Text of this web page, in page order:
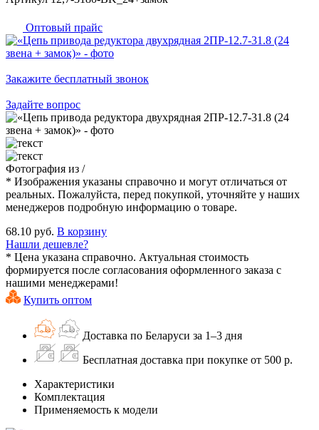
Оптовый прайс
Закажите бесплатный звонок
Задайте вопрос
Фотография из /
* Изображения указаны справочно и могут отличаться от
реальных. Пожалуйста, перед покупкой, уточняйте у наших
менеджеров подробную информацию о товаре.
68.10 руб. В корзину
Нашли дешевле?
* Цена указана справочно. Актуальная стоимость
формируется после согласования оформленного заказа с
нашими менеджерами!
Купить оптом
Доставка по Беларуси за 1–3 дня
Бесплатная доставка при покупке от 500 р.
Характеристики
Комплектация
Применяемость к модели